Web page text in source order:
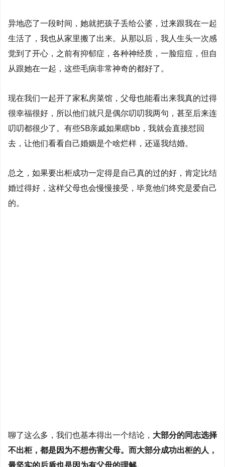
异地恋了一段时间，她就把孩子丢给公婆，过来跟我在一起
生活了，我也从家里搬了出来。从那以后，我人生头一次感
觉到了开心，之前有抑郁症，各种神经质，一脸痘痘，但自
从跟她在一起，这些毛病非常神奇的都好了。
现在我们一起开了家私房菜馆，父母也能看出来我真的过得
很幸福很好，所以他们就只是偶尔叨叨我两句，甚至后来连
叨叨都很少了。有些SB亲戚如果瞎bb，我就会直接怼回
去，让他们看看自己婚姻是个啥烂样，还逼我结婚。
总之，如果要出柜成功一定得是自己真的过的好，肯定比结
婚过得好，这样父母也会慢慢接受，毕竟他们终究是爱自己
的。
聊了这么多，我们也基本得出一个结论， 大部分的同志选择
不出柜，都是因为不想伤害父母。而大部分成功出柜的人，